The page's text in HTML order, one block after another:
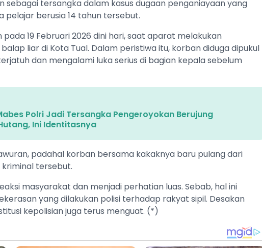
tersangka dalam kasus dugaan penganiayaan yang
berusia 14 tahun tersebut.
pada 19 Februari 2026 dini hari, saat aparat melakukan
liar di Kota Tual. Dalam peristiwa itu, korban diduga dipukul
dan mengalami luka serius di bagian kepala sebelum
Polri Jadi Tersangka Pengeroyokan Berujung
Ini Identitasnya
padahal korban bersama kakaknya baru pulang dari
tersebut.
masyarakat dan menjadi perhatian luas. Sebab, hal ini
yang dilakukan polisi terhadap rakyat sipil. Desakan
kepolisian juga terus menguat. (*)